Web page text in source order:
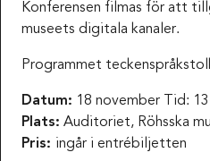
Konferensen filmas för att
museets digitala kanaler.
Programmet
Datum: 18 november Tid:
Plats: Auditoriet, Röhsska
Pris: ingår i entrébiljetten